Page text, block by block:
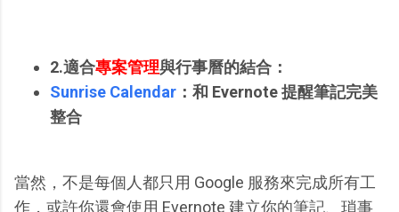
2.適合專案管理與行事曆的結合：
Sunrise Calendar ：和 Evernote 提醒筆記完美
整合
當然，不是每個人都只用 Google 服務來完成所有工
作，或許你還會使用 Evernote 建立你的筆記、瑣事